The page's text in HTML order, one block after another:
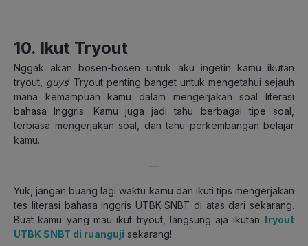
10. Ikut Tryout
Nggak akan bosen-bosen untuk aku ingetin kamu ikutan
tryout, guys! Tryout penting banget untuk mengetahui sejauh
mana kemampuan kamu dalam mengerjakan soal literasi
bahasa Inggris. Kamu juga jadi tahu berbagai tipe soal,
terbiasa mengerjakan soal, dan tahu perkembangan belajar
kamu.
—
Yuk, jangan buang lagi waktu kamu dan ikuti tips mengerjakan
tes literasi bahasa Inggris UTBK-SNBT di atas dari sekarang.
Buat kamu yang mau ikut tryout, langsung aja ikutan tryout
UTBK SNBT di ruanguji sekarang!